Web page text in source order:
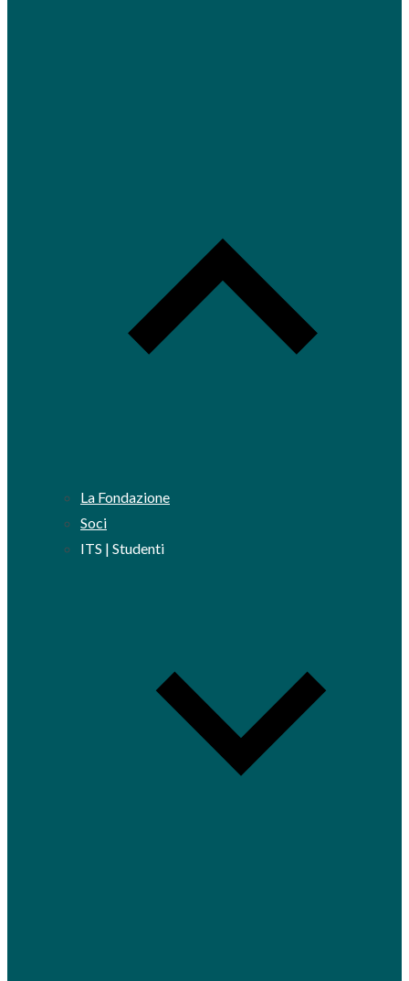
La Fondazione
Soci
ITS | Studenti